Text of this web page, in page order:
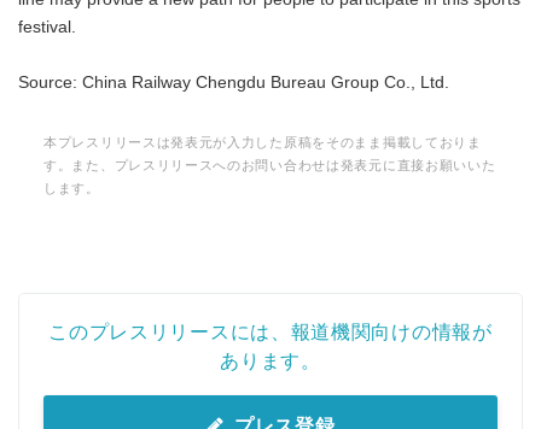
festival.
Source: China Railway Chengdu Bureau Group Co., Ltd.
本プレスリリースは発表元が入力した原稿をそのまま掲載しておりま
す。また、プレスリリースへのお問い合わせは発表元に直接お願いいた
します。
このプレスリリースには、報道機関向けの情報が
あります。